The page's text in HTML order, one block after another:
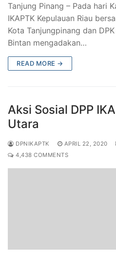
Tanjung Pinang – Pada hari
IKAPTK Kepulauan Riau
Kota Tanjungpinang dan
Bintan mengadakan…
READ MORE →
Aksi Sosial DPP
Utara
DPNIKAPTK APRIL 22, 2020
4,438 COMMENTS